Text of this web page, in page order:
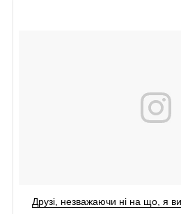
Друзі, незважаючи ні на що, я